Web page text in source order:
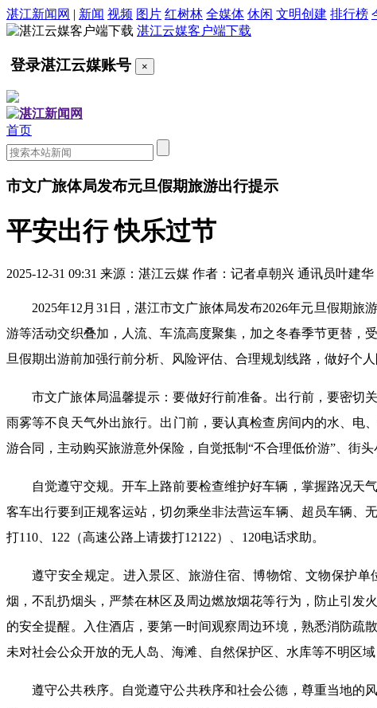
湛江新闻网 | 新闻 视频 图片 红树林 全媒体 休闲 文明创建 排行榜
湛江云媒客户端下载
登录湛江云媒账号 ×
首页
市文广旅体局发布元旦假期旅游出行提示
平安出行 快乐过节
2025-12-31 09:31 来源：湛江云媒 作者：记者卓朝兴 通讯员叶建华
2025年12月31日，湛江市文广旅体局发布2026年元旦假期
游等活动交织叠加，人流、车流高度聚集，加之冬春季节更替，
旦假期出游前加强行前分析、风险评估、合理规划线路，做好个
市文广旅体局温馨提示：要做好行前准备。出行前，要密切
雨雾等不良天气外出旅行。出门前，要认真检查房间内的水、电
游合同，主动购买旅游意外保险，自觉抵制“不合理低价游”、街
自觉遵守交规。开车上路前要检查维护好车辆，掌握路况天
客车出行要到正规客运站，切勿乘坐非法营运车辆、超员车辆、
打110、122（高速公路上请拨打12122）、120电话求助。
遵守安全规定。进入景区、旅游住宿、博物馆、文物保护
烟，不乱扔烟头，严禁在林区及周边燃放烟花等行为，防止引发
的安全提醒。入住酒店，要第一时间观察周边环境，熟悉消防疏
未对社会公众开放的无人岛、海滩、自然保护区、水库等不明区
遵守公共秩序。自觉遵守公共秩序和社会公德，尊重当地的